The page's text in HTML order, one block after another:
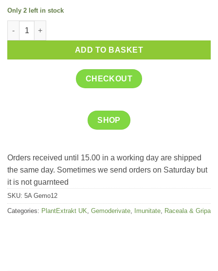
Only 2 left in stock
Polygemma 4 UK Sinusuri 30ml quantity
ADD TO BASKET
CHECKOUT
SHOP
Orders received until 15.00 in a working day are shipped
the same day. Sometimes we send orders on Saturday but
it is not guarnteed
SKU: 5A Gemo12
Categories: PlantExtrakt UK, Gemoderivate, Imunitate, Raceala & Gripa